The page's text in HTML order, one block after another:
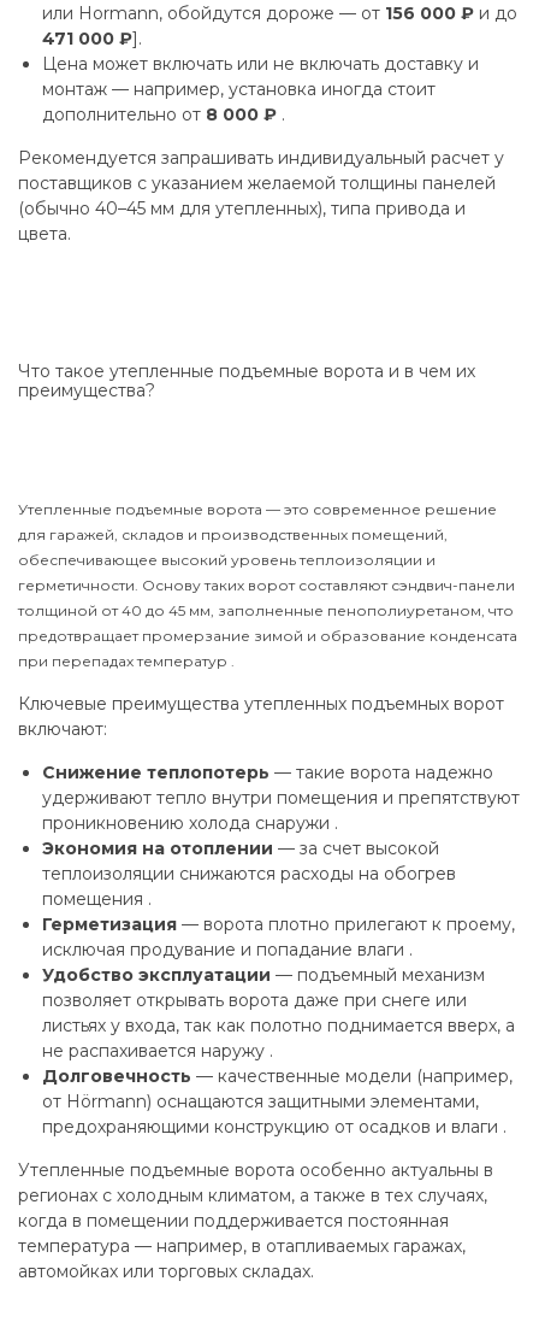
или Hormann, обойдутся дороже — от 156 000 ₽ и до
471 000 ₽].
Цена может включать или не включать доставку и
монтаж — например, установка иногда стоит
дополнительно от 8 000 ₽ .
Рекомендуется запрашивать индивидуальный расчет у
поставщиков с указанием желаемой толщины панелей
(обычно 40–45 мм для утепленных), типа привода и
цвета.
Что такое утепленные подъемные ворота и в чем их
преимущества?
Утепленные подъемные ворота — это современное решение
для гаражей, складов и производственных помещений,
обеспечивающее высокий уровень теплоизоляции и
герметичности. Основу таких ворот составляют сэндвич-панели
толщиной от 40 до 45 мм, заполненные пенополиуретаном, что
предотвращает промерзание зимой и образование конденсата
при перепадах температур .
Ключевые преимущества утепленных подъемных ворот
включают:
Снижение теплопотерь — такие ворота надежно
удерживают тепло внутри помещения и препятствуют
проникновению холода снаружи .
Экономия на отоплении — за счет высокой
теплоизоляции снижаются расходы на обогрев
помещения .
Герметизация — ворота плотно прилегают к проему,
исключая продувание и попадание влаги .
Удобство эксплуатации — подъемный механизм
позволяет открывать ворота даже при снеге или
листьях у входа, так как полотно поднимается вверх, а
не распахивается наружу .
Долговечность — качественные модели (например,
от Hörmann) оснащаются защитными элементами,
предохраняющими конструкцию от осадков и влаги .
Утепленные подъемные ворота особенно актуальны в
регионах с холодным климатом, а также в тех случаях,
когда в помещении поддерживается постоянная
температура — например, в отапливаемых гаражах,
автомойках или торговых складах.